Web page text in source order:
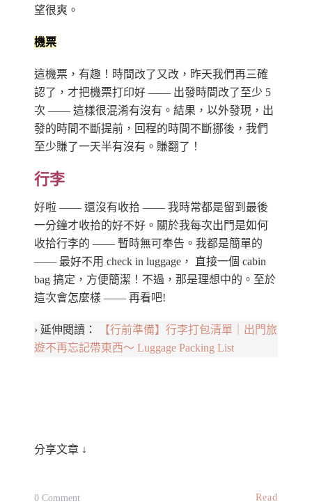
望很爽。
機票
這機票，有趣！時間改了又改，昨天我們再三確
認了，才把機票打印好 —— 出發時間改了至少 5
次 —— 這樣很混淆有沒有。結果，以外發現，出
發的時間不斷提前，回程的時間不斷挪後，我們
至少賺了一天半有沒有。賺翻了！
行李
好啦 —— 還沒有收拾 —— 我時常都是留到最後
一分鐘才收拾的好不好。關於我每次出門是如何
收拾行李的 —— 暫時無可奉告。我都是簡單的
—— 最好不用 check in luggage， 直接一個 cabin
bag 搞定，方便簡潔！不過，那是理想中的。至於
這次會怎麼樣 —— 再看吧!
› 延伸閱讀：
【行前準備】行李打包清單｜出門旅
遊不再忘記帶東西～ Luggage Packing List
分享文章 ↓
0 CommentOn
Read